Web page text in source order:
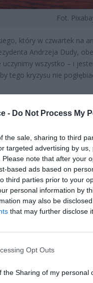
- Do Not Process My
the sale, sharing to third
targeted advertising by
note that after your
based ads based on
third parties prior to your
personal information by
may also be
that may further disclose
Opt Outs
the Sharing of my personal
Fot.
który w czwartek na
Andrzeja Dudy,
uczynimy wszystko – i
tego kryzysu nie
ad
Ukrainy